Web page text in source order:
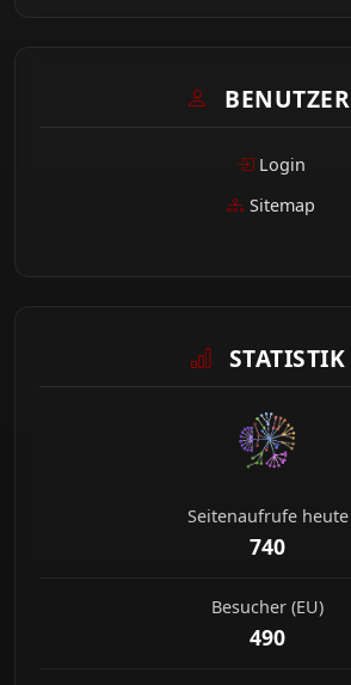
BENUTZER
Login
Sitemap
STATISTIK
Seitenaufrufe heute
740
Besucher (EU)
490